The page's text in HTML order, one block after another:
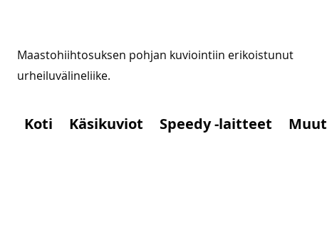
Maastohiihtosuksen pohjan kuviointiin erikoistunut
urheiluvälineliike.
Koti Käsikuviot Speedy -laitteet Muut